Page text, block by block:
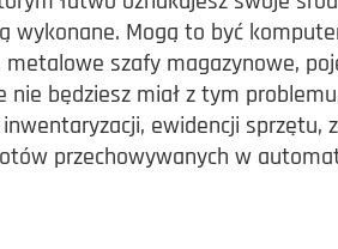
wykonane. Mogą to być
metalowe szafy magazynowe,
będziesz miał z tym
ewidencji sprzętu,
przechowywanych w